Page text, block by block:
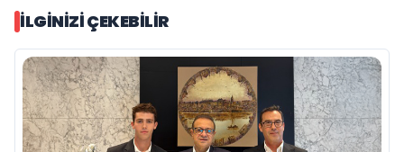
İLGINIZI ÇEKEBILIR